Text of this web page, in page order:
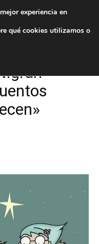
experiencia en
qué cookies utilizamos o